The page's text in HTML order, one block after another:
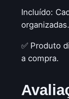
Incluído:
organizadas.
✅ Produto
a compra.